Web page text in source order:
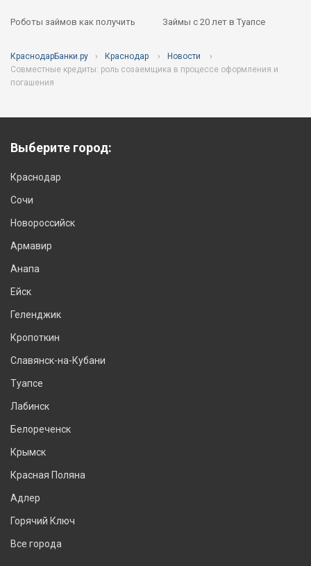
Роботы займов как получить Займы с 20 лет в Туапсе
КраснодарБанки.ру Краснодар
Новости
Совместные кредиты: роль созаемщика в процессе оформления и
погашения
Выберите город:
Краснодар
Сочи
Новороссийск
Армавир
Анапа
Ейск
Геленджик
Кропоткин
Славянск-на-Кубани
Туапсе
Лабинск
Белореченск
Крымск
Красная Поляна
Адлер
Горячий Ключ
Все города